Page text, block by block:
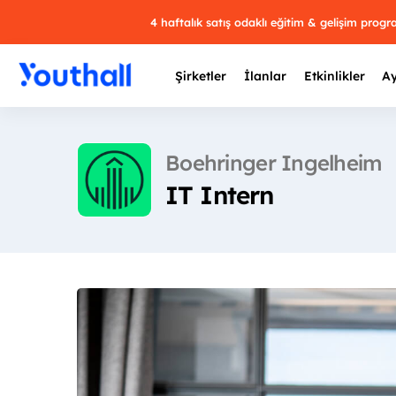
4 haftalık satış odaklı eğitim & gelişim
Şirketler İlanlar Etkinlikler
Boehringer Ingelheim
IT Intern